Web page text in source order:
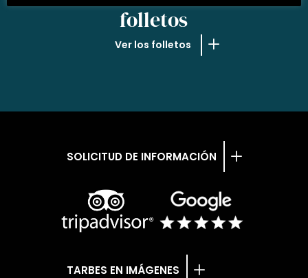
folletos
Ver los folletos
SOLICITUD DE INFORMACIÓN
TARBES EN IMÁGENES